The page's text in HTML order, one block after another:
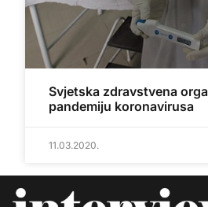
Svjetska zdravstvena
pandemiju koronavirusa
11.03.2020.